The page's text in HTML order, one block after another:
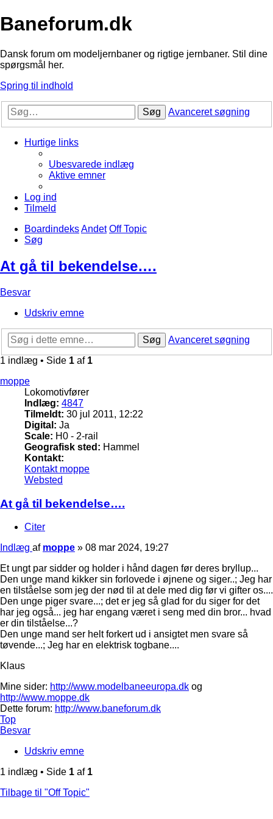
Baneforum.dk
Dansk forum om modeljernbaner og rigtige jernbaner. Stil dine
spørgsmål her.
Spring til indhold
Søg Avanceret søgning
Hurtige links
Ubesvarede indlæg
Aktive emner
Log ind
Tilmeld
BoardindeksAndet Off Topic
Søg
At gå til bekendelse….
Besvar
Udskriv emne
Søg
Avanceret søgning
1 indlæg • Side 1 af 1
moppe
Lokomotivfører
Indlæg: 4847
Tilmeldt: 30 jul 2011, 12:22
Digital: Ja
Scale: H0 - 2-rail
Geografisk sted: Hammel
Kontakt:
Kontakt moppe
Websted
At gå til bekendelse….
Citer
Indlæg af moppe » 08 mar 2024, 19:27
Et ungt par sidder og holder i hånd dagen før deres bryllup...
Den unge mand kikker sin forlovede i øjnene og siger..; Jeg har
en tilståelse som jeg der nød til at dele med dig før vi gifter os....
Den unge piger svare...; det er jeg så glad for du siger for det
har jeg også... jeg har engang været i seng med din bror... hvad
er din tilståelse...?
Den unge mand ser helt forkert ud i ansigtet men svare så
tøvende...; Jeg har en elektrisk togbane....
Klaus
Mine sider: http://www.modelbaneeuropa.dk og
http://www.moppe.dk
Dette forum: http://www.baneforum.dk
Top
Besvar
Udskriv emne
1 indlæg • Side 1 af 1
Tilbage til "Off Topic"